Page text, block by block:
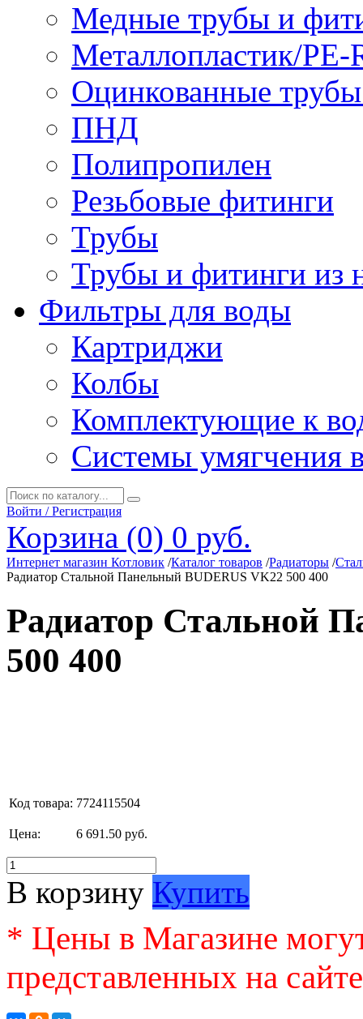
Медные трубы и
Металлопластик/
Оцинкованные
ПНД
Полипропилен
Резьбовые фитинги
Трубы
Трубы и фитинги из
Фильтры для воды
Картриджи
Колбы
Комплектующие к
Системы умягчения
Войти / Регистрация
Корзина (0) 0 руб.
Интернет магазин Котловик /Каталог товаров /Радиаторы /
Радиатор Стальной Панельный BUDERUS VK22 500 400
Радиатор Стальной
500 400
Код товара: 7724115504
Цена: 6 691.50 руб.
В корзину Купить
* Цены в Магазине
представленных на сайте